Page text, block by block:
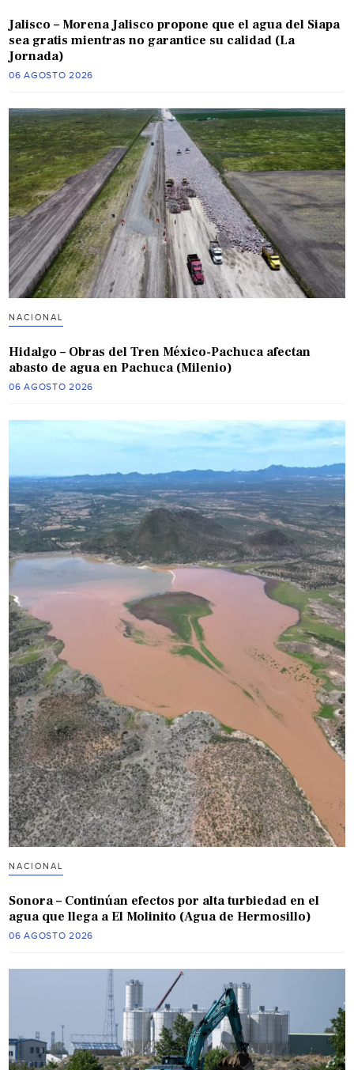
Jalisco – Morena Jalisco propone que el agua del Siapa
sea gratis mientras no garantice su calidad (La
Jornada)
06 AGOSTO 2026
NACIONAL
Hidalgo – Obras del Tren México-Pachuca afectan
abasto de agua en Pachuca (Milenio)
06 AGOSTO 2026
NACIONAL
Sonora – Continúan efectos por alta turbiedad en el
agua que llega a El Molinito (Agua de Hermosillo)
06 AGOSTO 2026